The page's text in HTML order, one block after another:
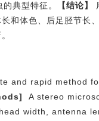
典型特征。
【结论】
和体色、后足胫节长
and rapid method
A stereo
width, antenna